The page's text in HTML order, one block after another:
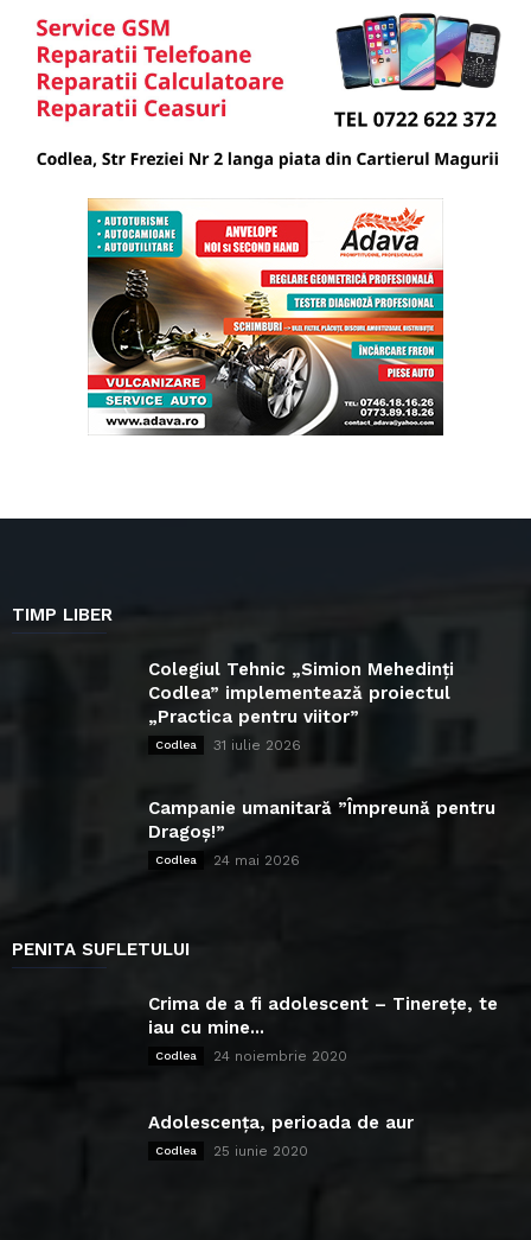
TIMP LIBER
Colegiul Tehnic „Simion Mehedinți
Codlea” implementează proiectul
„Practica pentru viitor”
Codlea 31 iulie 2026
Campanie umanitară ”Împreună pentru
Dragoș!”
Codlea 24 mai 2026
PENITA SUFLETULUI
Crima de a fi adolescent – Tinerețe, te
iau cu mine...
Codlea 24 noiembrie 2020
Adolescența, perioada de aur
Codlea 25 iunie 2020